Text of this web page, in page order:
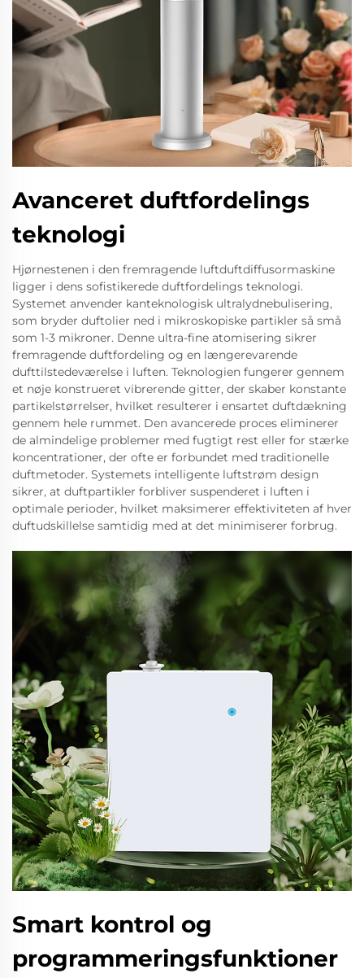
Avanceret duftfordelings
teknologi
Hjørnestenen i den fremragende luftduftdiffusormaskine
ligger i dens sofistikerede duftfordelings teknologi.
Systemet anvender kanteknologisk ultralydnebulisering,
som bryder duftolier ned i mikroskopiske partikler så små
som 1-3 mikroner. Denne ultra-fine atomisering sikrer
fremragende duftfordeling og en længerevarende
dufttilstedeværelse i luften. Teknologien fungerer gennem
et nøje konstrueret vibrerende gitter, der skaber konstante
partikelstørrelser, hvilket resulterer i ensartet duftdækning
gennem hele rummet. Den avancerede proces eliminerer
de almindelige problemer med fugtigt rest eller for stærke
koncentrationer, der ofte er forbundet med traditionelle
duftmetoder. Systemets intelligente luftstrøm design
sikrer, at duftpartikler forbliver suspenderet i luften i
optimale perioder, hvilket maksimerer effektiviteten af hver
duftudskillelse samtidig med at det minimiserer forbrug.
Smart kontrol og
programmeringsfunktioner